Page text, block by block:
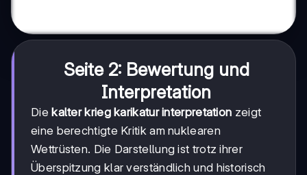
Seite 2: Bewertung und
Interpretation
Diekalter krieg karikatur interpretation zeigt
eine berechtigte Kritik am nuklearen
Wettrüsten. Die Darstellung ist trotz ihrer
Überspitzung klar verständlich und historisch